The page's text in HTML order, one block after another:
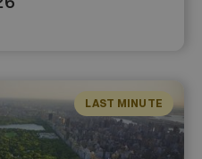
LAST MINUTE